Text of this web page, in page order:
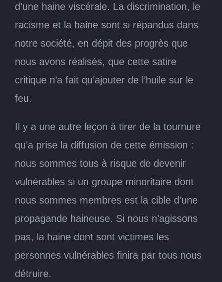
d’une haine viscérale. La discrimination, le
racisme et la haine sont si répandus dans
notre société, en dépit des progrès que
nous avons réalisés, que cette satire
critique n’a fait qu’ajouter de l’huile sur le
feu.
Il y a une autre leçon à tirer de la tournure
qu’a prise la diffusion de cette émission :
nous sommes tous à risque de devenir
vulnérables si un groupe minoritaire dont
nous sommes membres est la cible d’une
propagande haineuse. Si nous n’agissons
pas, la haine dont sont victimes les
personnes vulnérables finira par tous nous
détruire.